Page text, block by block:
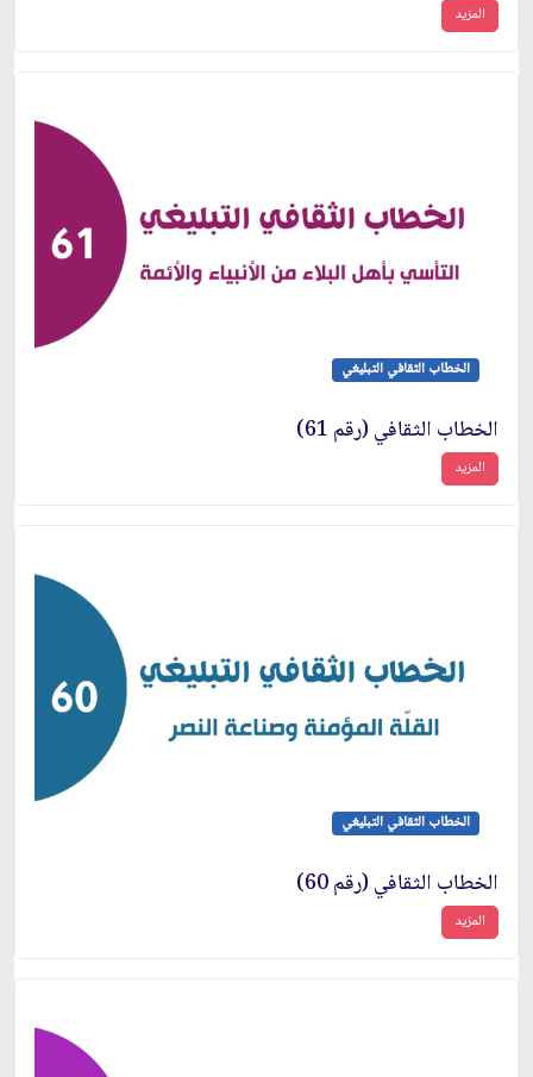
المزيد
الخطاب الثقافي التبليغي
الخطاب الثقافي (رقم 61)
المزيد
الخطاب الثقافي التبليغي
الخطاب الثقافي (رقم 60)
المزيد